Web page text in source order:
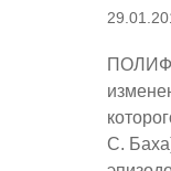
Posted
С.